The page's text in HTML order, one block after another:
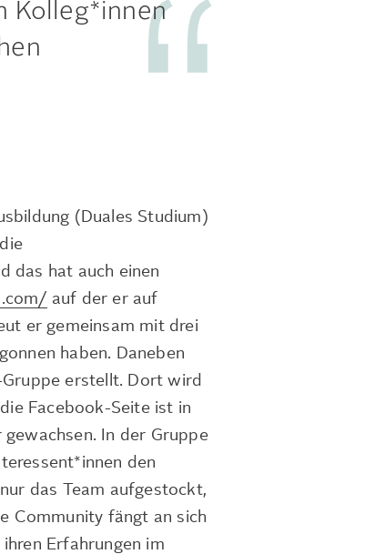
Kolleg*innen
(Duales Studium)
das hat auch einen
auf der er auf
er gemeinsam mit drei
haben. Daneben
erstellt. Dort wird
Facebook-Seite ist in
In der Gruppe
den
das Team aufgestockt,
Community fängt an sich
Erfahrungen im